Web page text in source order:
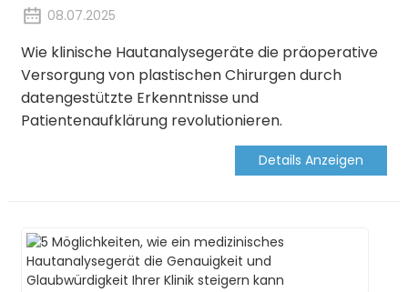
08.07.2025
Wie klinische Hautanalysegeräte die präoperative
Versorgung von plastischen Chirurgen durch
datengestützte Erkenntnisse und
Patientenaufklärung revolutionieren.
Details Anzeigen